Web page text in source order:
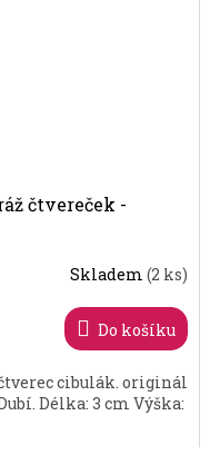
čtvereček -
Skladem(2 ks)
Do košíku
cibulák. originál
Délka: 3 cm Výška: